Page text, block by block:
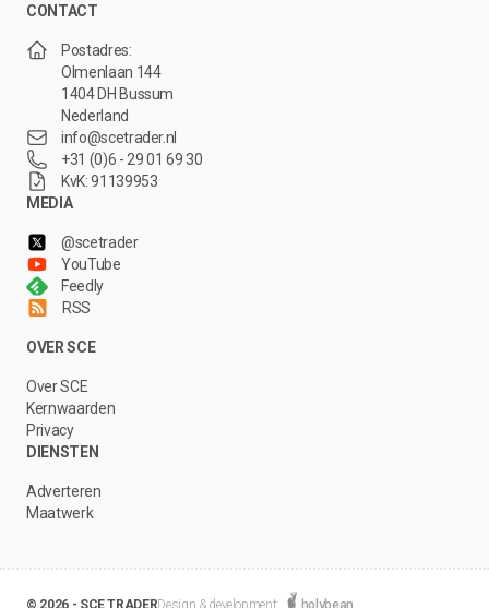
CONTACT
Postadres:
Olmenlaan 144
1404 DH Bussum
Nederland
info@scetrader.nl
+31 (0)6 - 29 01 69 30
KvK: 91139953
MEDIA
@scetrader
YouTube
Feedly
RSS
OVER SCE
Over SCE
Kernwaarden
Privacy
DIENSTEN
Adverteren
Maatwerk
© 2026 - SCE TRADERDesign & development: holybean